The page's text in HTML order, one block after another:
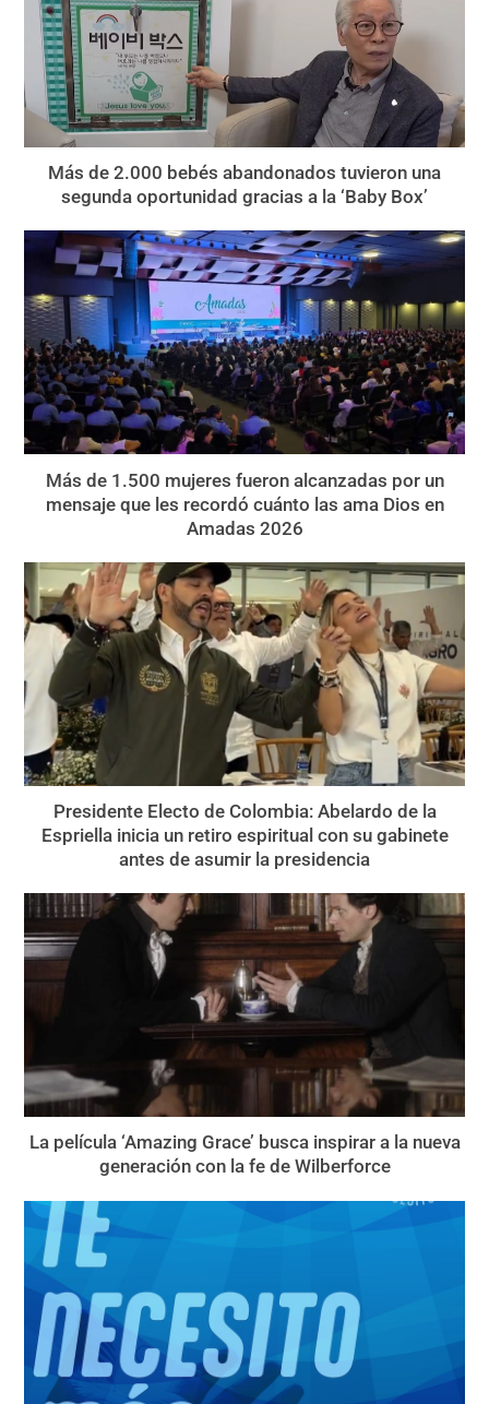
Más de 2.000 bebés abandonados tuvieron una
segunda oportunidad gracias a la ‘Baby Box’
Más de 1.500 mujeres fueron alcanzadas por un
mensaje que les recordó cuánto las ama Dios en
Amadas 2026
Presidente Electo de Colombia: Abelardo de la
Espriella inicia un retiro espiritual con su gabinete
antes de asumir la presidencia
La película ‘Amazing Grace’ busca inspirar a la nueva
generación con la fe de Wilberforce